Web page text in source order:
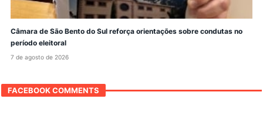
Câmara de São Bento do Sul reforça orientações sobre condutas no
período eleitoral
7 de agosto de 2026
FACEBOOK COMMENTS